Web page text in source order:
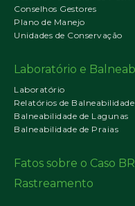
Conselhos Gestores
Plano de Manejo
Unidades de Conservação
Laboratório e
Laboratório
Relatórios de Balneabilidade
Balneabilidade de Lagunas
Balneabilidade de Praias
Fatos sobre o Caso
Rastreamento